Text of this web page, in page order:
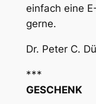
einfach eine
gerne.
Dr. Peter C.
***
GESCHENK